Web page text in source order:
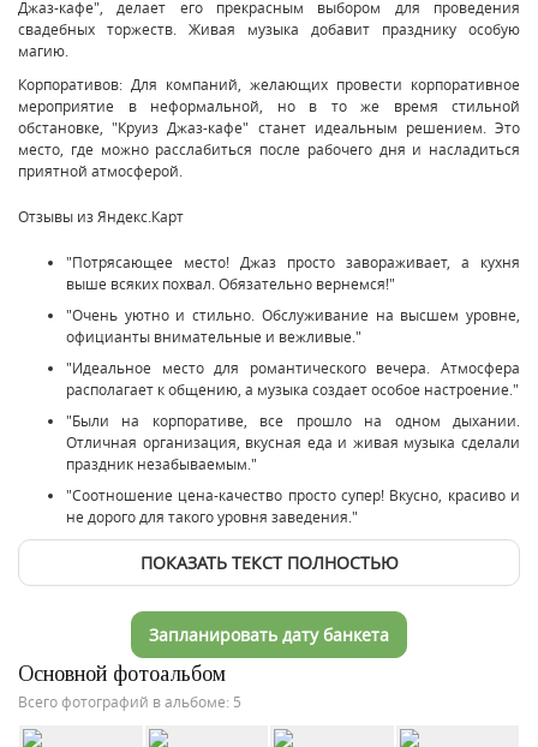
Джаз-кафе", делает его прекрасным выбором для проведения
свадебных торжеств. Живая музыка добавит празднику особую
магию.
Корпоративов: Для компаний, желающих провести корпоративное
мероприятие в неформальной, но в то же время стильной
обстановке, "Круиз Джаз-кафе" станет идеальным решением. Это
место, где можно расслабиться после рабочего дня и насладиться
приятной атмосферой.
Отзывы из Яндекс.Карт
"Потрясающее место! Джаз просто завораживает, а кухня
выше всяких похвал. Обязательно вернемся!"
"Очень уютно и стильно. Обслуживание на высшем уровне,
официанты внимательные и вежливые."
"Идеальное место для романтического вечера. Атмосфера
располагает к общению, а музыка создает особое настроение."
"Были на корпоративе, все прошло на одном дыхании.
Отличная организация, вкусная еда и живая музыка сделали
праздник незабываемым."
"Соотношение цена-качество просто супер! Вкусно, красиво и
не дорого для такого уровня заведения."
ПОКАЗАТЬ ТЕКСТ ПОЛНОСТЬЮ
Запланировать дату банкета
Основной фотоальбом
Всего фотографий в альбоме: 5